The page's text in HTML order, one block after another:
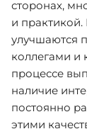
сторонах,
и
улучшаются
коллегами и
процессе
наличие
постоянно
этими